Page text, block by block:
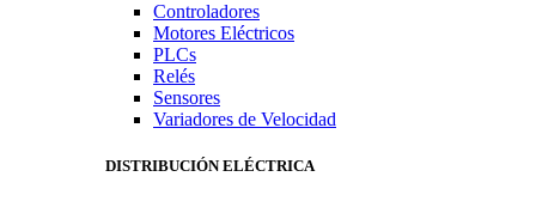
Controladores
Motores Eléctricos
PLCs
Relés
Sensores
Variadores de Velocidad
DISTRIBUCIÓN ELÉCTRICA